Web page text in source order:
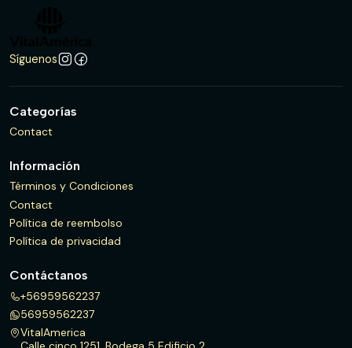
Síguenos
Categorías
Contact
Información
Términos y Condiciones
Contact
Política de reembolso
Política de privacidad
Contáctanos
+56959562237
56959562237
VitalAmerica